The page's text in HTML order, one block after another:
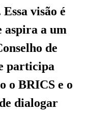
visão é
aspira a um
de
participa
o BRICS e o
dialogar